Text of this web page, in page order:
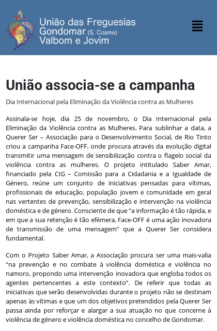
União associa-se a campanha
Dia Internacional pela Eliminação da Violência contra as Mulheres
Assinala-se hoje, dia 25 de novembro, o Dia Internacional pela
Eliminação da Violência contra as Mulheres. Para sublinhar a data, a
Querer Ser – Associação para o Desenvolvimento Social, de Rio Tinto
criou a campanha Face-OFF, onde procura através da evolução digital
transmitir uma mensagem de sensibilização contra o flagelo social da
violência contra as mulheres. O projeto intitulado Saber Amar,
financiado pela CIG – Comissão para a Cidadania e a Igualdade de
Género, reúne um conjunto de iniciativas pensadas para vítimas,
profissionais de educação, população jovem e comunidade em geral
nas vertentes de prevenção, sensibilização e intervenção na violência
doméstica e de género. Consciente de que “a informação é tão rápida, e
em que a sua retenção é tão efémera, Face-OFF é uma ação inovadora
de transmissão de uma mensagem” que a Querer Ser considera
fundamental.
Com o Projeto Saber Amar, a Associação procura ser uma mais-valia
“na prevenção e no combate à violência doméstica e violência no
namoro, propondo uma intervenção inovadora que engloba todos os
agentes pertencentes a este contexto”. De referir que todas as
iniciativas que serão desenvolvidas durante o projeto não se destinam
apenas às vítimas e que um dos objetivos pretendidos pela Querer Ser
passa ainda por reforçar e alargar a sua atuação no que concerne à
violência de género e violência doméstica no concelho de Gondomar.